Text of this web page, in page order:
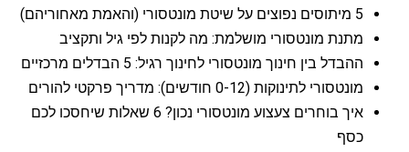
5 מיתוסים נפוצים על שיטת מונטסורי (והאמת מאחוריהם)
מתנת מונטסורי מושלמת: מה לקנות לפי גיל ותקציב
ההבדל בין חינוך מונטסורי לחינוך רגיל: 5 הבדלים מרכזיים
מונטסורי לתינוקות (0-12 חודשים): מדריך פרקטי להורים
איך בוחרים צעצוע מונטסורי נכון? 6 שאלות שיחסכו לכם
כסף